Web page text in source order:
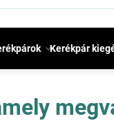
Kerékpár